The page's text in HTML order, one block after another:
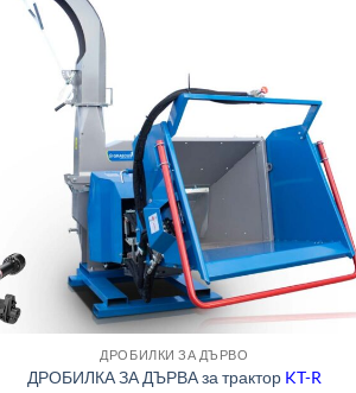
ДРОБИЛКИ ЗА ДЪРВО
ДРОБИЛКА ЗА ДЪРВА за трактор KT-R